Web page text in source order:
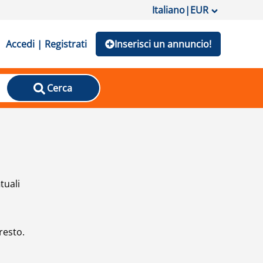
Italiano|EUR
Accedi | Registrati Inserisci un annuncio!
Cerca